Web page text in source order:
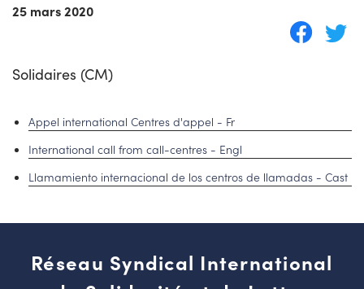
25 mars 2020
Solidaires (CM)
Appel international Centres d'appel - Fr
International call from call-centres - Engl
Llamamiento internacional de los centros de llamadas - Cast
Réseau Syndical International